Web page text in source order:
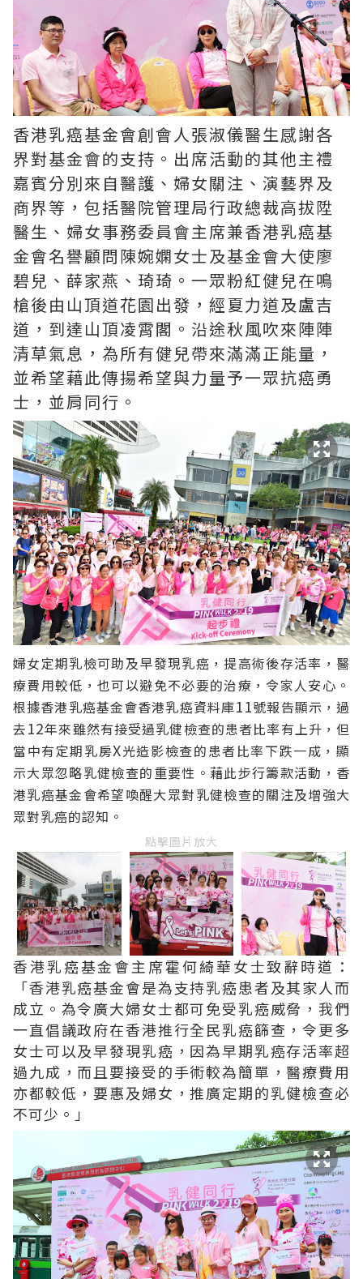
香港乳癌基金會創會人張淑儀醫生感謝各
界對基金會的支持 。 出席活動的其他主禮
嘉賓分別來自醫護、婦女關注 、 演藝界及
商界等 ， 包括醫院管理局行政總裁高拔陞
醫生、婦女事務委員會主席兼香港乳癌基
金會名譽顧問陳婉嫻女士及基金會大使廖
碧兒、薛家燕 、 琦琦 。 一眾粉紅健兒在鳴
槍後由山頂道花園出發，經夏力道及盧吉
道，到達山頂凌霄閣。沿途秋風吹來陣陣
清草氣息，為所有健兒帶來滿滿正能量，
並希望藉此傳揚希望與力量予一眾抗癌勇
士， 並肩同行。
婦女定期乳檢可助及早發現乳癌 ，提高術後存活率，醫
療費用較低，也可以避免不必要的治療 ， 令家人安心。
根據香港乳癌基金會香港乳癌資料庫11號報告顯示，過
去12年來雖然有接受過乳健檢查的患者比率有上升，但
當中有定期乳房X光造影檢查的 患者 比率下跌一成，顯
示大眾忽略乳健檢查的重要性 。藉此步行籌款活動，香
港乳癌基金會希望喚醒大眾對乳健檢查的關注及增強大
眾對乳癌的認知。
點擊圖片放大
香港乳癌基金會主席霍何綺華女士致辭時道：
「香港乳癌基金會是為支持乳癌患者及其家人 而
成立 。 為令廣大婦女士都可免受乳癌威脅，我們
一直倡議政府在香港推行全民乳癌篩查，令更多
女士可以及早發現乳癌，因為早期乳癌存活率超
過九成，而且要接受的手術較為簡單，醫療費用
亦都較低，要惠及婦女，推廣定期的乳健檢查必
不可少 。」